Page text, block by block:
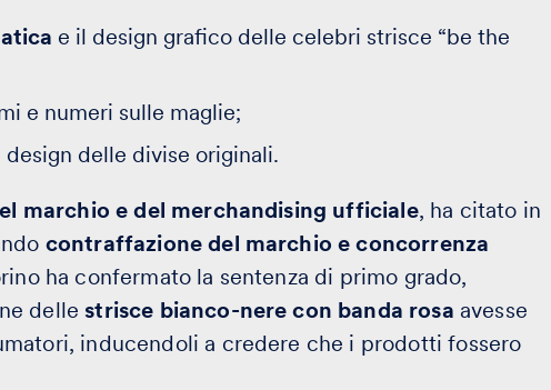
e il design grafico delle celebri strisce “be the
e numeri sulle maglie;
design delle divise originali.
marchio e del merchandising ufficiale, ha citato in
contraffazione del marchio e concorrenza
ha confermato la sentenza di primo grado,
dellestrisce bianco-nere con banda rosa avesse
inducendoli a credere che i prodotti fossero